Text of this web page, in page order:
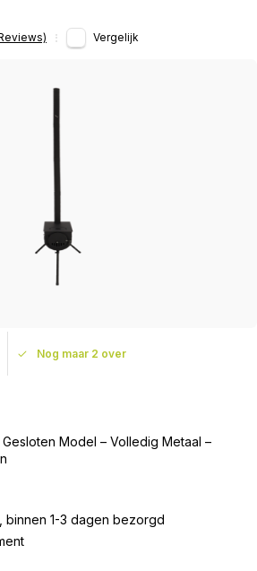
Vergelijk
Nog maar 2 over
Model – Volledig Metaal –
binnen 1-3 dagen bezorgd